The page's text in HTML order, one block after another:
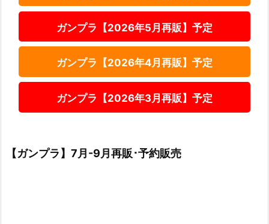
ガンプラ【2026年5月再販】予定
ガンプラ【2026年4月再販】予定
ガンプラ【2026年3月再販】予定
【ガンプラ】7月-9月再販･予約販売